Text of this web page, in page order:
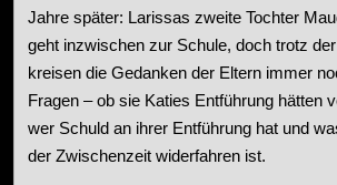
Jahre später: Larissaszweite Tochter
geht inzwischen zur Schule, doch trotz
kreisen die Gedanken der Eltern immer
Fragen – ob sie Katies Entführung hätten
wer Schuld an ihrer Entführung hat und
der Zwischenzeit widerfahren ist.